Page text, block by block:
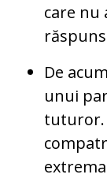
care nu
răspuns
De
unui
tuturor.